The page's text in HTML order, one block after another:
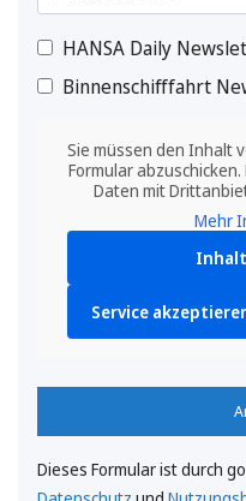
HANSA Daily
Binnenschifffahrt
Sie müssen den Inhalt
Formular
Daten mit
Mehr
Service
Dieses Formular ist durch